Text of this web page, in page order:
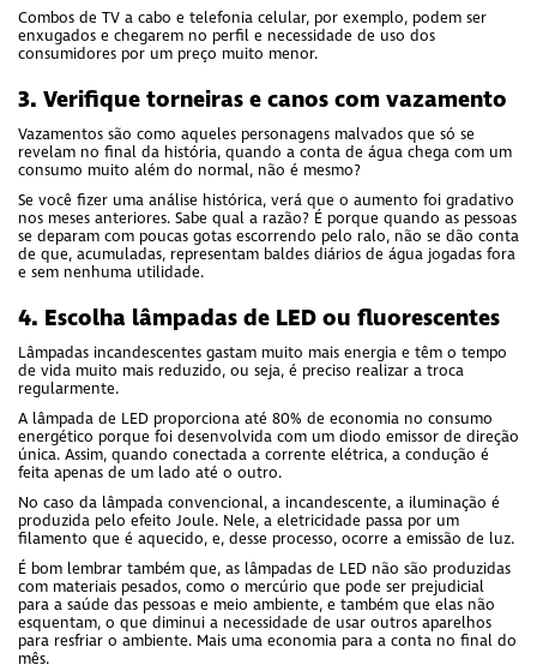
Combos de TV a cabo e telefonia celular, por exemplo, podem ser
enxugados e chegarem no perfil e necessidade de uso dos
consumidores por um preço muito menor.
3. Verifique torneiras e canos com vazamento
Vazamentos são como aqueles personagens malvados que só se
revelam no final da história, quando a conta de água chega com um
consumo muito além do normal, não é mesmo?
Se você fizer uma análise histórica, verá que o aumento foi gradativo
nos meses anteriores. Sabe qual a razão? É porque quando as pessoas
se deparam com poucas gotas escorrendo pelo ralo, não se dão conta
de que, acumuladas, representam baldes diários de água jogadas fora
e sem nenhuma utilidade.
4. Escolha lâmpadas de LED ou fluorescentes
Lâmpadas incandescentes gastam muito mais energia e têm o tempo
de vida muito mais reduzido, ou seja, é preciso realizar a troca
regularmente.
A lâmpada de LED proporciona até 80% de economia no consumo
energético porque foi desenvolvida com um diodo emissor de direção
única. Assim, quando conectada a corrente elétrica, a condução é
feita apenas de um lado até o outro.
No caso da lâmpada convencional, a incandescente, a iluminação é
produzida pelo efeito Joule. Nele, a eletricidade passa por um
filamento que é aquecido, e, desse processo, ocorre a emissão de luz.
É bom lembrar também que, as lâmpadas de LED não são produzidas
com materiais pesados, como o mercúrio que pode ser prejudicial
para a saúde das pessoas e meio ambiente, e também que elas não
esquentam, o que diminui a necessidade de usar outros aparelhos
para resfriar o ambiente. Mais uma economia para a conta no final do
mês.